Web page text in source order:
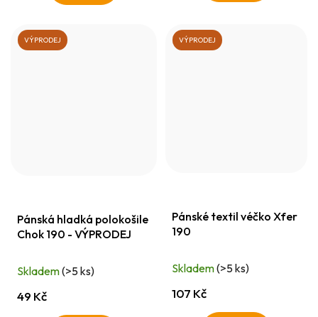
VÝPRODEJ
Pánská hladká polokošile
Chok 190 - VÝPRODEJ
Skladem(>5 ks)
49 Kč
VÝPRODEJ
Pánské textil véčko Xfer
190
Skladem(>5 ks)
107 Kč